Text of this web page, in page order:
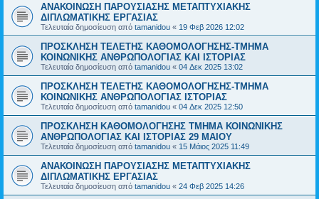
ΑΝΑΚΟΙΝΩΣΗ ΠΑΡΟΥΣΙΑΣΗΣ ΜΕΤΑΠΤΥΧΙΑΚΗΣ
ΔΙΠΛΩΜΑΤΙΚΗΣ ΕΡΓΑΣΙΑΣ
Τελευταία δημοσίευση από tamanidou « 19 Φεβ 2026 12:02
ΠΡΟΣΚΛΗΣΗ ΤΕΛΕΤΗΣ ΚΑΘΟΜΟΛΟΓΗΣΗΣ-ΤΜΗΜΑ
ΚΟΙΝΩΝΙΚΗΣ ΑΝΘΡΩΠΟΛΟΓΙΑΣ ΚΑΙ ΙΣΤΟΡΙΑΣ
Τελευταία δημοσίευση από tamanidou « 04 Δεκ 2025 13:02
ΠΡΟΣΚΛΗΣΗ ΤΕΛΕΤΗΣ ΚΑΘΟΜΟΛΟΓΗΣΗΣ-ΤΜΗΜΑ
ΚΟΙΝΩΝΙΚΗΣ ΑΝΘΡΩΠΟΛΟΓΙΑΣ ΙΣΤΟΡΙΑΣ
Τελευταία δημοσίευση από tamanidou « 04 Δεκ 2025 12:50
ΠΡΟΣΚΛΗΣΗ ΚΑΘΟΜΟΛΟΓΗΣΗΣ ΤΜΗΜΑ ΚΟΙΝΩΝΙΚΗΣ
ΑΝΘΡΩΠΟΛΟΓΙΑΣ ΚΑΙ ΙΣΤΟΡΙΑΣ 29 ΜΑΙΟΥ
Τελευταία δημοσίευση από tamanidou « 15 Μάιος 2025 11:49
ΑΝΑΚΟΙΝΩΣΗ ΠΑΡΟΥΣΙΑΣΗΣ ΜΕΤΑΠΤΥΧΙΑΚΗΣ
ΔΙΠΛΩΜΑΤΙΚΗΣ ΕΡΓΑΣΙΑΣ
Τελευταία δημοσίευση από tamanidou « 24 Φεβ 2025 14:26